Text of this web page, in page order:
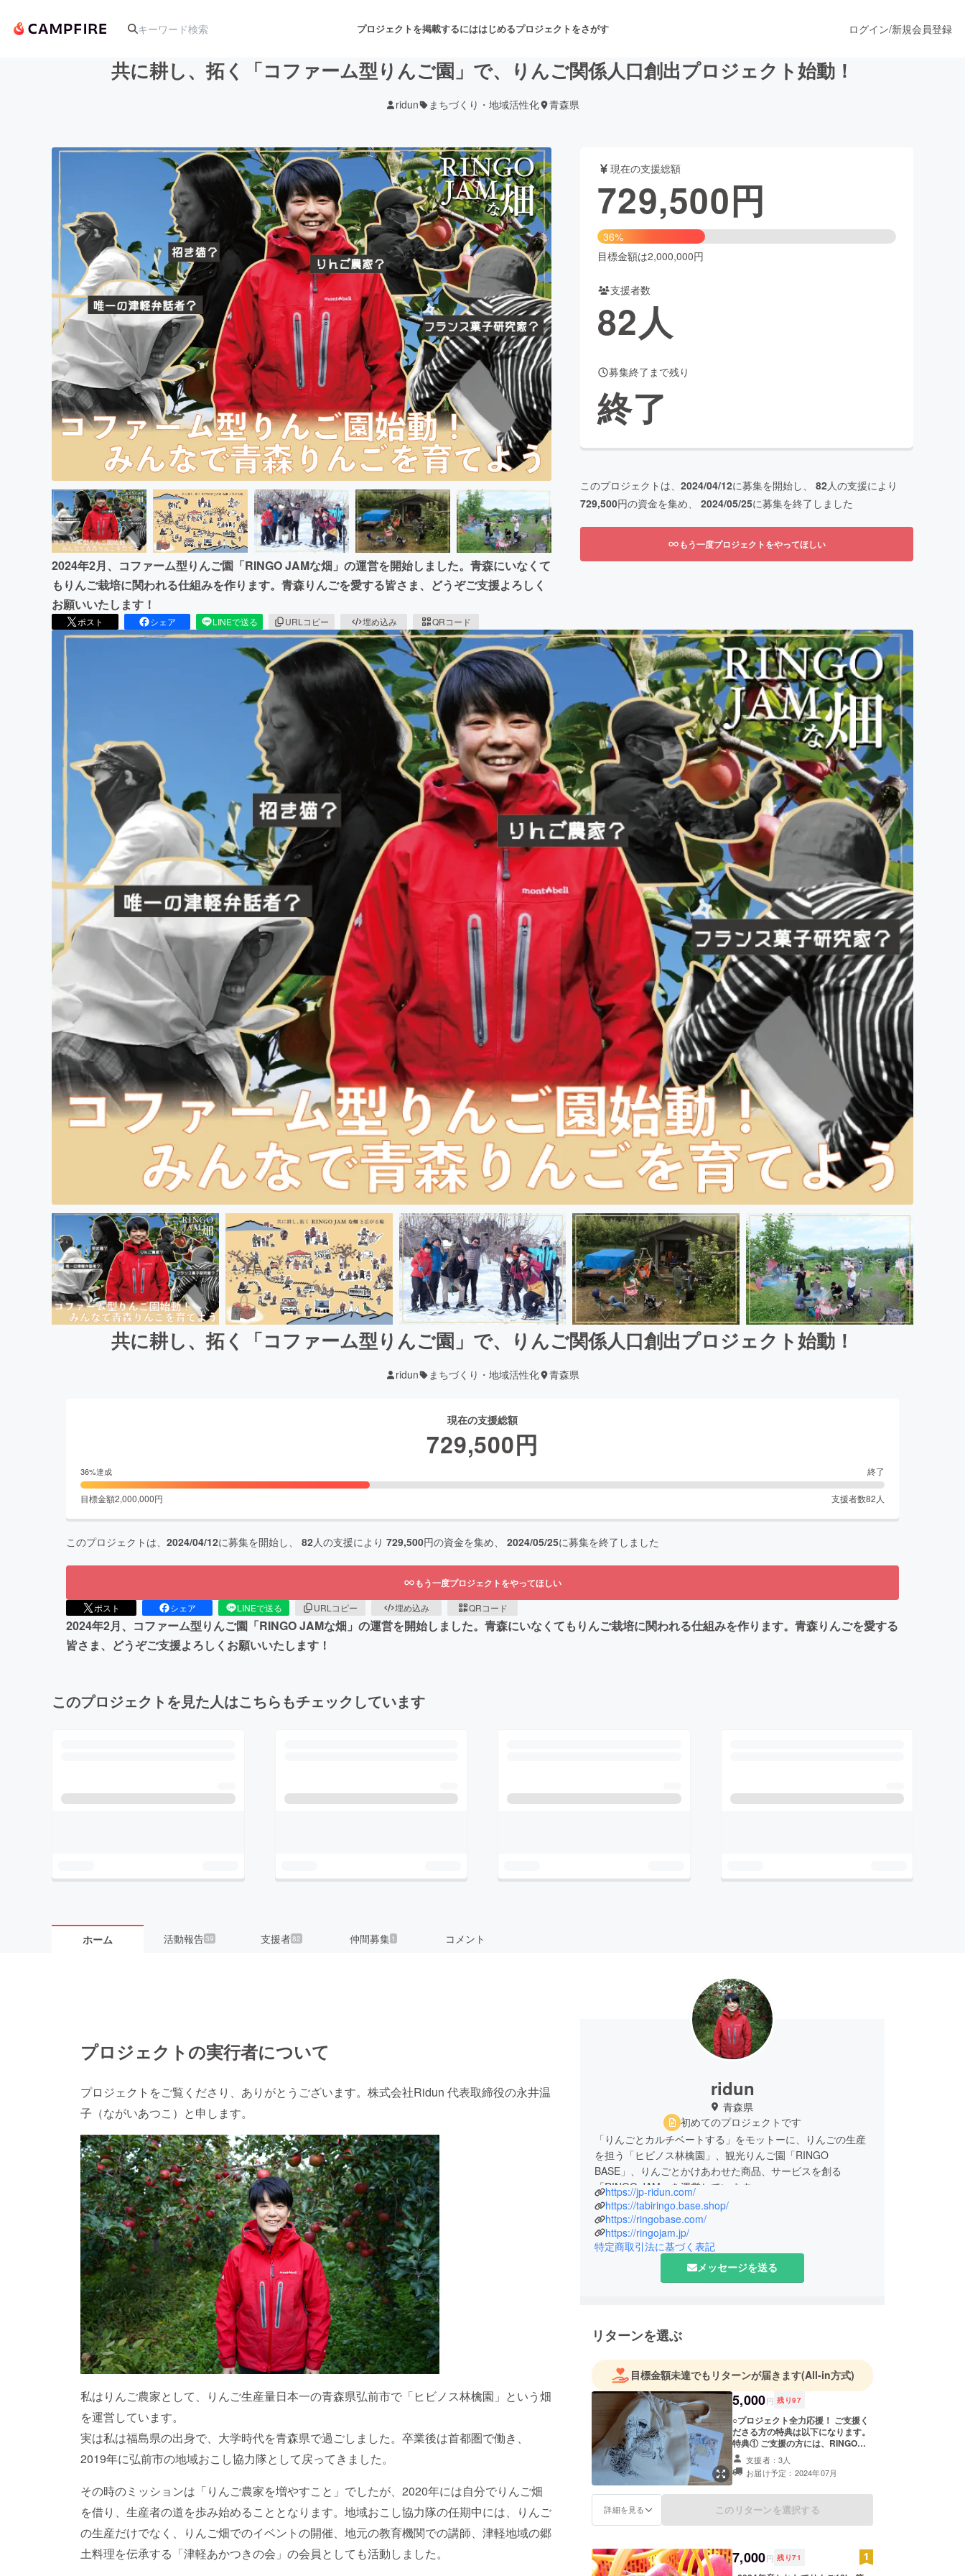
プロジェクトを掲載するにははじめるプロジェクトをさがす
アート・写真 音楽 舞台・パフォーマンス
テクノロジー・ガジェット ゲーム・サービス開発 フード・飲食店 ファッション
映像・映画 書籍・雑誌出版 アニメ・漫画
ビジネス・起業 チャレンジ ビューティー・ヘルスケア
まちづくり・地域活性化
CAMPFIRE for Social GoodCAMPFIRE Creation
CAMPFIREふるさと納税
machi-yaコミュニティ
ログイン/新規会員登録
共に耕し、拓く「コファーム型りんご園」で、りんご関係人口創出プロジェクト始動！
ridun まちづくり・地域活性化 青森県
2024年2月、コファーム型りんご園「RINGO JAMな畑」の運営を開始しました。青森にいなくて
もりんご栽培に関われる仕組みを作ります。青森りんごを愛する皆さま、どうぞご支援よろしく
お願いいたします！
ポスト シェア LINEで送る URLコピー 埋め込み QRコード
現在の支援総額
729,500円
36%
目標金額は2,000,000円
支援者数
82人
募集終了まで残り
終了
このプロジェクトは、 2024/04/12に募集を開始し、 82人の支援により
729,500円の資金を集め、 2024/05/25に募集を終了しました
もう一度プロジェクトをやってほしい
共に耕し、拓く「コファーム型りんご園」で、りんご関係人口創出プロジェクト始動！
ridun まちづくり・地域活性化 青森県
現在の支援総額
729,500円
36%達成 終了
目標金額2,000,000円 支援者数82 人
このプロジェクトは、 2024/04/12に募集を開始し、 82人の支援により 729,500円の資金を集め、 2024/05/25に募集を終了しました
もう一度プロジェクトをやってほしい
ポスト シェア LINEで送る URLコピー 埋め込み QRコード
2024年2月、コファーム型りんご園「RINGO JAMな畑」の運営を開始しました。青森にいなくてもりんご栽培に関われる仕組みを作ります。青森りんごを愛する
皆さま、どうぞご支援よろしくお願いいたします！
このプロジェクトを見た人はこちらもチェックしています
ホーム 活動報告39 支援者82 仲間募集 1 コメント
プロジェクトの実行者について
プロジェクトをご覧くださり、ありがとうございます。株式会社Ridun 代表取締役の永井温
子（ながいあつこ）と申します。
私はりんご農家として、りんご生産量日本一の青森県弘前市で「ヒビノス林檎園」という畑
を運営しています。
実は私は福島県の出身で、大学時代を青森県で過ごしました。卒業後は首都圏で働き、
2019年に弘前市の地域おこし協力隊として戻ってきました。
その時のミッションは「りんご農家を増やすこと」でしたが、2020年には自分でりんご畑
を借り、生産者の道を歩み始めることとなります。地域おこし協力隊の任期中には、りんご
の生産だけでなく、りんご畑でのイベントの開催、地元の教育機関での講師、津軽地域の郷
土料理を伝承する「津軽あかつきの会」の会員としても活動しました。
ridun
青森県
初めてのプロジェクトです
「りんごとカルチベートする」をモットーに、りんごの生産
を担う「ヒビノス林檎園」、観光りんご園「RINGO
BASE」、りんごとかけあわせた商品、サービスを創る
「RINGO JAM」を運営しています。
「コファーマー型りんご園」の運営をスタートし、新しいり
んご畑との関わりを作る取り組みに挑戦しています。
https://jp-ridun.com/
https://tabiringo.base.shop/
https://ringobase.com/
https://ringojam.jp/
特定商取引法に基づく表記
メッセージを送る
リターンを選ぶ
目標金額未達でもリターンが届きます(All-in方式)
5,000円 残り97
○プロジェクト全力応援！ ご支援く
ださる方の特典は以下になります。
特典① ご支援の方には、RINGO
JAMポストカードと巾着（横260x
縦360mm）をお届けいたします。
特典② ご希望の方には、「HPにお
「記載名（会社名・ニックネーム
可）」をご記入ください。 ※HPへは
は不可となります。 ※掲載期間は本
事業が続く限りとします。 ※お名前
の記載を希望されない方は、備考欄
支援者：3人
お届け予定：2024年07月
詳細を見る このリターンを選択する
7,000円 残り71